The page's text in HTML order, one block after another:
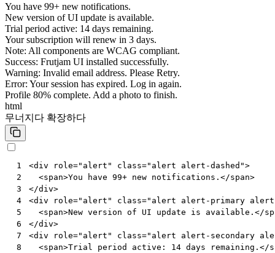
You have 99+ new notifications.
New version of UI update is available.
Trial period active: 14 days remaining.
Your subscription will renew in 3 days.
Note: All components are WCAG compliant.
Success: Frutjam UI installed successfully.
Warning: Invalid email address. Please Retry.
Error: Your session has expired. Log in again.
Profile 80% complete. Add a photo to finish.
html
무너지다 확장하다
1
2
3
4
5
6
7
8
<div role="alert" class="alert alert-dashed">
<span>You have 99+ new notifications. </span>
</div>
<div role="alert" class="alert alert-primary alert-
<span>New version of UI update is available. </
</div>
<div role="alert" class="alert alert-secondary
<span>Trial period active: 14 days remaining. </